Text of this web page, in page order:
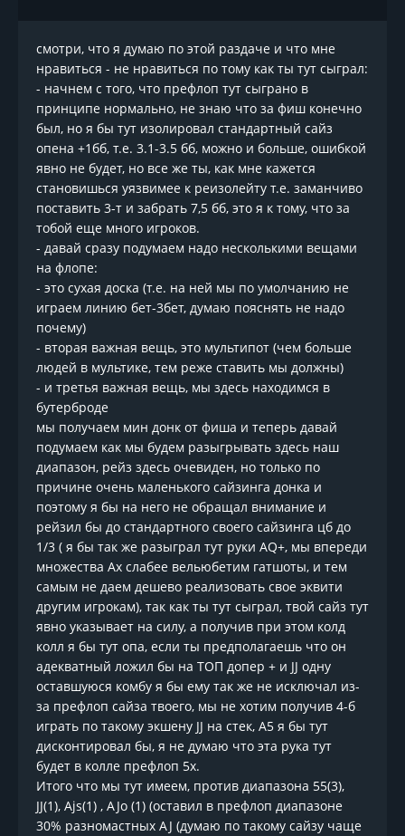
смотри, что я думаю по этой раздаче и что мне
нравиться - не нравиться по тому как ты тут сыграл:
- начнем с того, что префлоп тут сыграно в
принципе нормально, не знаю что за фиш конечно
был, но я бы тут изолировал стандартный сайз
опена +1бб, т.е. 3.1-3.5 бб, можно и больше, ошибкой
явно не будет, но все же ты, как мне кажется
становишься уязвимее к реизолейту т.е. заманчиво
поставить 3-т и забрать 7,5 бб, это я к тому, что за
тобой еще много игроков.
- давай сразу подумаем надо несколькими вещами
на флопе:
- это сухая доска (т.е. на ней мы по умолчанию не
играем линию бет-3бет, думаю пояснять не надо
почему)
- вторая важная вещь, это мультипот (чем больше
людей в мультике, тем реже ставить мы должны)
- и третья важная вещь, мы здесь находимся в
бутерброде
мы получаем мин донк от фиша и теперь давай
подумаем как мы будем разыгрывать здесь наш
диапазон, рейз здесь очевиден, но только по
причине очень маленького сайзинга донка и
поэтому я бы на него не обращал внимание и
рейзил бы до стандартного своего сайзинга цб до
1/3 ( я бы так же разыграл тут руки AQ+, мы впереди
множества Ах слабее вельюбетим гатшоты, и тем
самым не даем дешево реализовать свое эквити
другим игрокам), так как ты тут сыграл, твой сайз тут
явно указывает на силу, а получив при этом колд
колл я бы тут опа, если ты предполагаешь что он
адекватный ложил бы на ТОП допер + и JJ одну
оставшуюся комбу я бы ему так же не исключал из-
за префлоп сайза твоего, мы не хотим получив 4-б
играть по такому экшену JJ на стек, А5 я бы тут
дисконтировал бы, я не думаю что эта рука тут
будет в колле префлоп 5х.
Итого что мы тут имеем, против диапазона 55(3),
JJ(1), Ajs(1) , AJo (1) (оставил в префлоп диапазоне
30% разномастных AJ (думаю по такому сайзу чаще